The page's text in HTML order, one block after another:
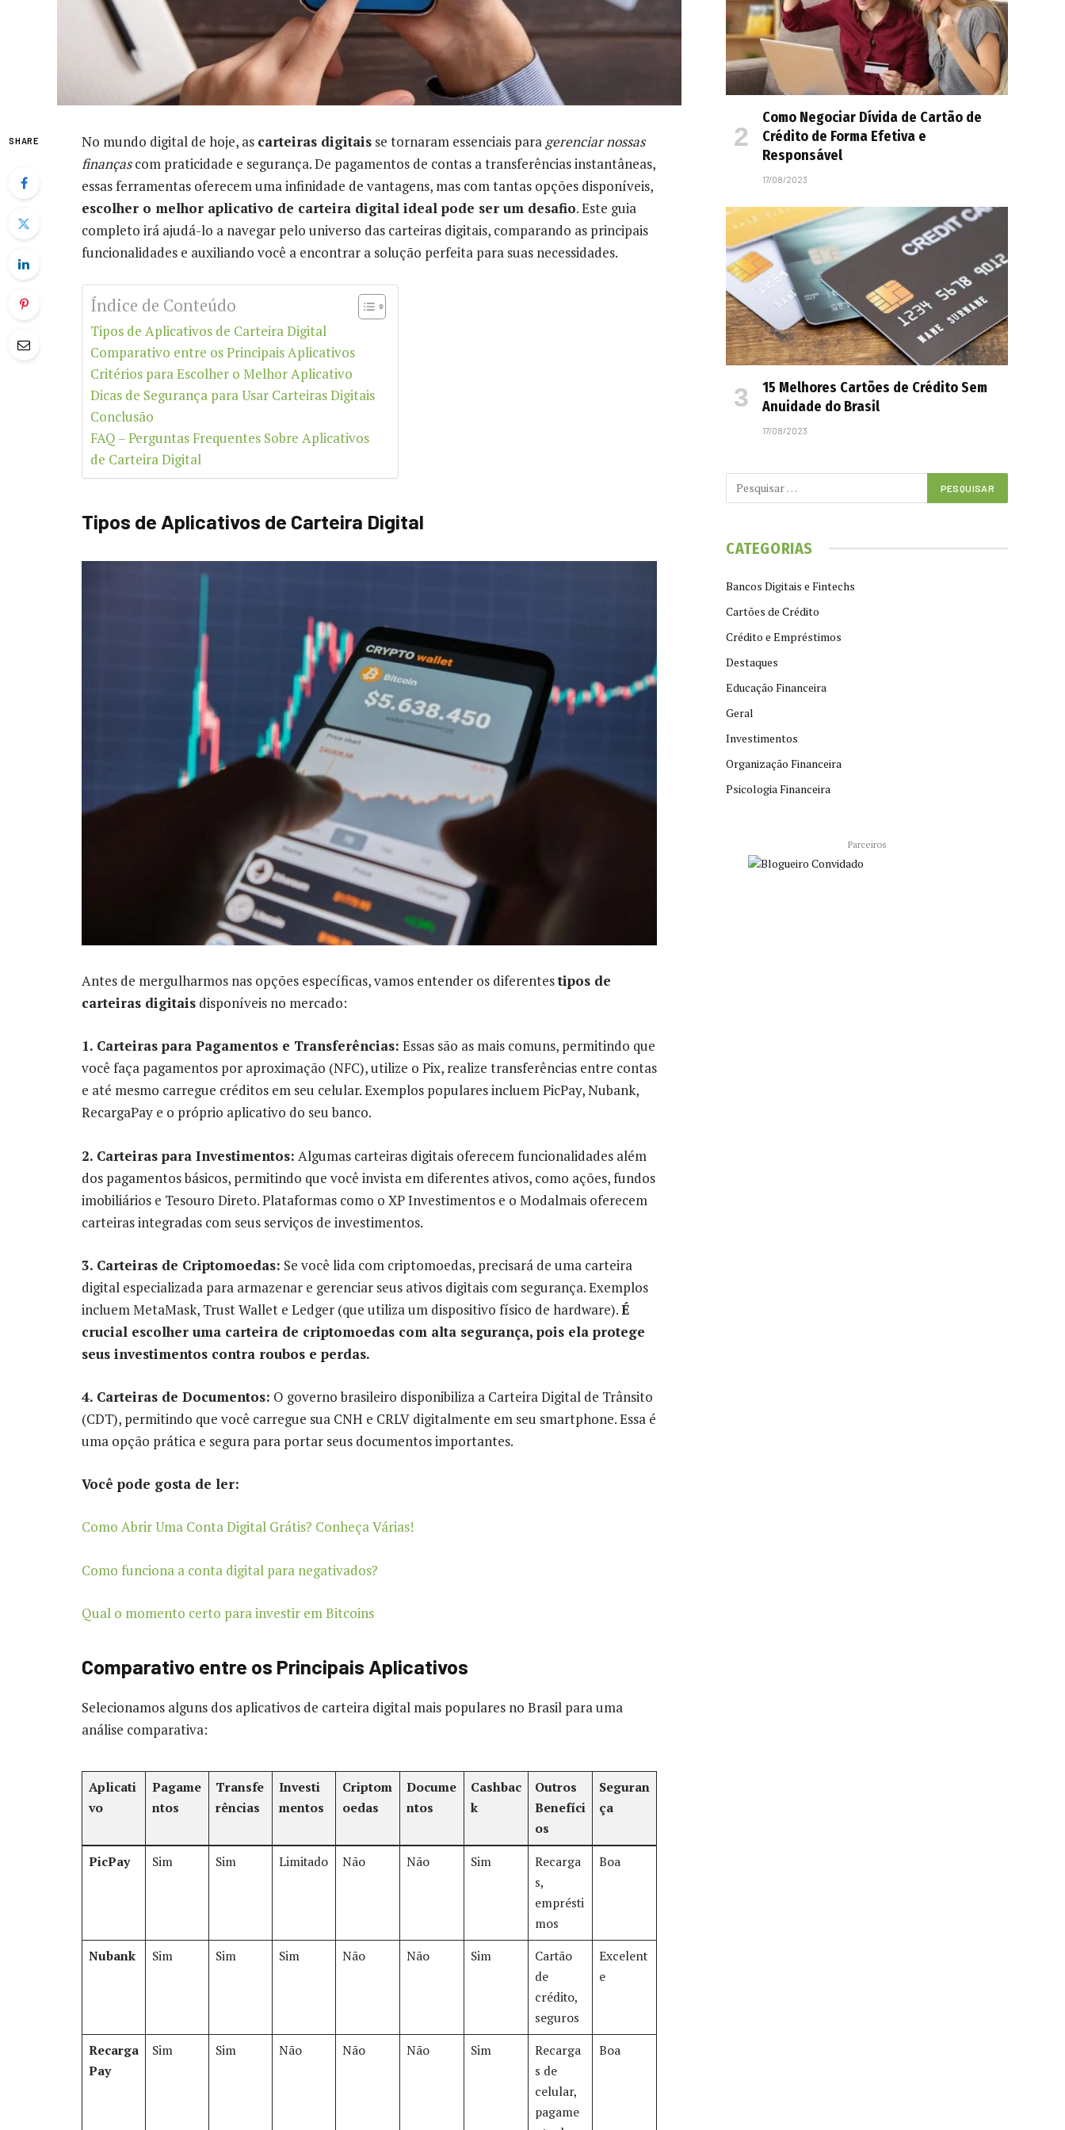
SHARE No mundo digital de hoje, as carteiras digitais se tornaram essenciais para gerenciar nossas
finançascom praticidade e segurança. De pagamentos de contas a transferências instantâneas,
essas ferramentas oferecem uma infinidade de vantagens, mas com tantas opções disponíveis,
escolher o melhor aplicativo de carteira digital ideal pode ser um desafio. Este guia
completo irá ajudá-lo a navegar pelo universo das carteiras digitais, comparando as principais
funcionalidades e auxiliando você a encontrar a solução perfeita para suas necessidades.
Índice de Conteúdo
Tipos de Aplicativos de Carteira Digital
Comparativo entre os Principais Aplicativos
Critérios para Escolher o Melhor Aplicativo
Dicas de Segurança para Usar Carteiras Digitais
Conclusão
FAQ – Perguntas Frequentes Sobre Aplicativos
de Carteira Digital
Tipos de Aplicativos de Carteira Digital
Antes de mergulharmos nas opções específicas, vamos entender os diferentestipos de
carteiras digitais disponíveis no mercado:
1. Carteiras para Pagamentos e Transferências: Essas são as mais comuns, permitindo que
você faça pagamentos por aproximação (NFC), utilize o Pix, realize transferências entre contas
e até mesmo carregue créditos em seu celular. Exemplos populares incluem PicPay, Nubank,
RecargaPay e o próprio aplicativo do seu banco.
2. Carteiras para Investimentos: Algumas carteiras digitais oferecem funcionalidades além
dos pagamentos básicos, permitindo que você invista em diferentes ativos, como ações, fundos
imobiliários e Tesouro Direto. Plataformas como o XP Investimentos e o Modalmais oferecem
carteiras integradas com seus serviços de investimentos.
3. Carteiras de Criptomoedas: Se você lida com criptomoedas, precisará de uma carteira
digital especializada para armazenar e gerenciar seus ativos digitais com segurança. Exemplos
incluem MetaMask, Trust Wallet e Ledger (que utiliza um dispositivo físico de hardware).É
crucial escolher uma carteira de criptomoedas com alta segurança, pois ela protege
seus investimentos contra roubos e perdas.
4. Carteiras de Documentos: O governo brasileiro disponibiliza a Carteira Digital de Trânsito
(CDT), permitindo que você carregue sua CNH e CRLV digitalmente em seu smartphone. Essa é
uma opção prática e segura para portar seus documentos importantes.
Você pode gosta de ler:
Como Abrir Uma Conta Digital Grátis? Conheça Várias!
Como funciona a conta digital para negativados?
Qual o momento certo para investir em Bitcoins
Comparativo entre os Principais Aplicativos
Selecionamos alguns dos aplicativos de carteira digital mais populares no Brasil para uma
análise comparativa:
Aplicati
vo
Pagame
ntos
Transfe
rências
Investi
mentos
Criptom
oedas
Docume
ntos
Cashbac
k
Outros
Benefíci
os
Seguran
ça
PicPay Sim Sim Limitado Não Não Sim
Recarga
s,
emprésti
mos
Boa
Nubank Sim Sim Sim Não Não Sim
Cartão
de
crédito,
seguros
Excelent
e
Recarga
Pay
Sim Sim Não Não Não Sim
Recarga
s de
celular,
pagame
Boa
Como Negociar Dívida de Cartão de
Crédito de Forma Efetiva e
Responsável
17/08/2023
15 Melhores Cartões de Crédito Sem
Anuidade do Brasil
17/08/2023
CATEGORIAS
Bancos Digitais e Fintechs
Cartões de Crédito
Crédito e Empréstimos
Destaques
Educação Financeira
Geral
Investimentos
Organização Financeira
Psicologia Financeira
Parceiros